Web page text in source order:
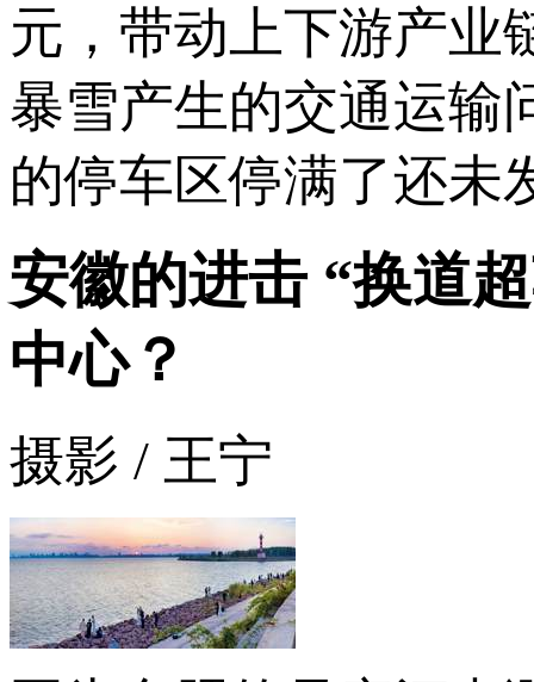
元，带动上下游产业
暴雪产生的交通运输
的停车区停满了还未
安徽的进击 “换道
中心？
摄影 / 王宁